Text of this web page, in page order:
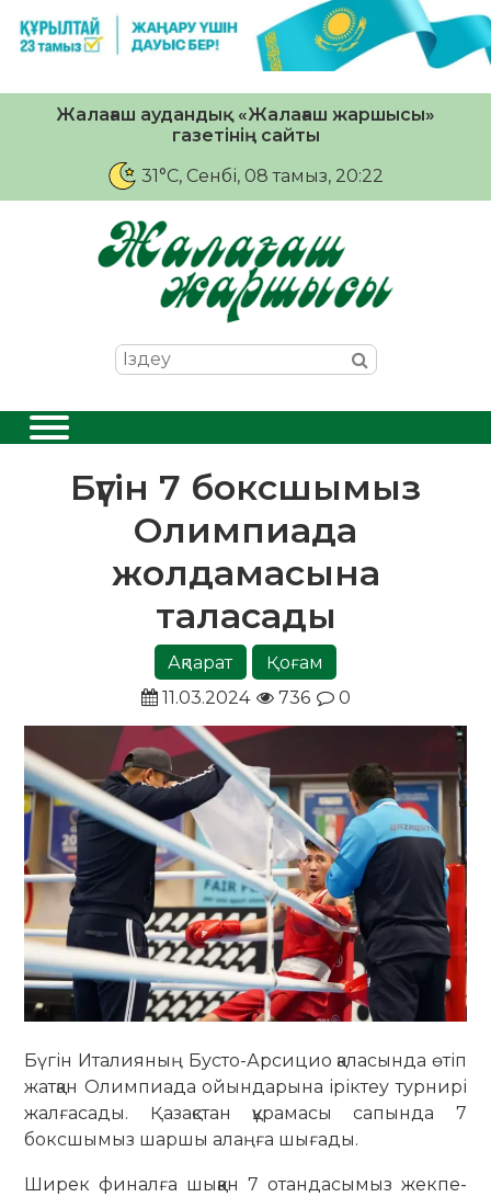
Жалағаш аудандық «Жалағаш жаршысы»
газетінің сайты
31°C, Сенбі, 08 тамыз, 20:22
Бүгін 7 боксшымыз
Олимпиада
жолдамасына
таласады
Ақпарат
Қоғам
11.03.2024
736 0
Бүгін Италияның Бусто-Арсицио қаласында өтіп
жатқан Олимпиада ойындарына іріктеу турнирі
жалғасады. Қазақстан құрамасы сапында 7
боксшымыз шаршы алаңға шығады.
Ширек финалға шыққан 7 отандасымыз жекпе-